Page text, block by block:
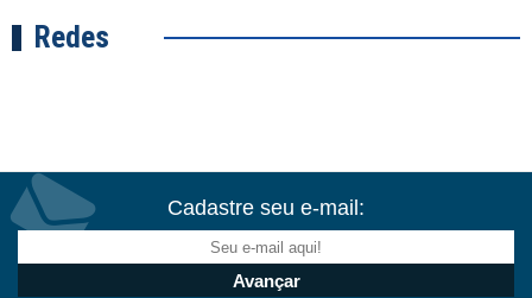
Redes
Cadastre seu e-mail: